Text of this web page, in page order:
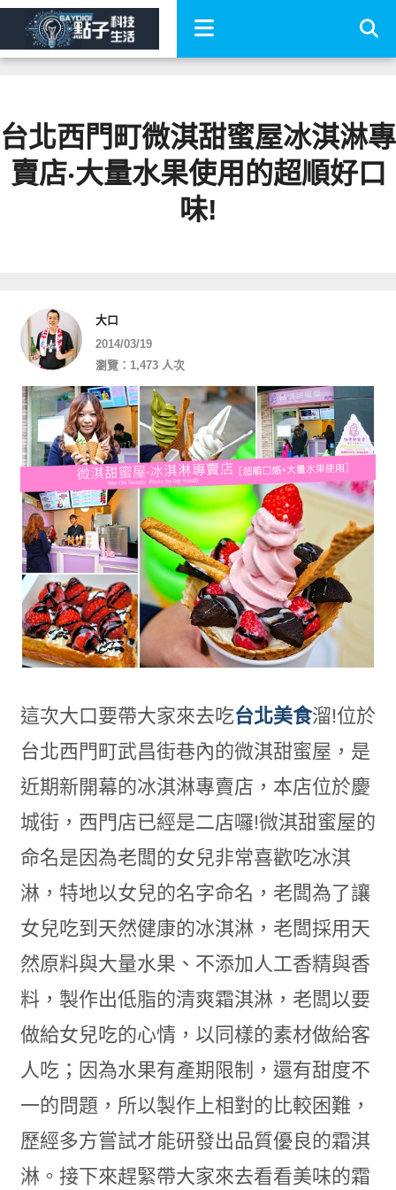
台北西門町微淇甜蜜屋冰淇淋專
賣店‧大量水果使用的超順好口
味!
大口
2014/03/19
瀏覽：1,473 人次
這次大口要帶大家來去吃台北美食溜!位於
台北西門町武昌街巷內的微淇甜蜜屋，是
近期新開幕的冰淇淋專賣店，本店位於慶
城街，西門店已經是二店囉!微淇甜蜜屋的
命名是因為老闆的女兒非常喜歡吃冰淇
淋，特地以女兒的名字命名，老闆為了讓
女兒吃到天然健康的冰淇淋，老闆採用天
然原料與大量水果、不添加人工香精與香
料，製作出低脂的清爽霜淇淋，老闆以要
做給女兒吃的心情，以同樣的素材做給客
人吃；因為水果有產期限制，還有甜度不
一的問題，所以製作上相對的比較困難，
歷經多方嘗試才能研發出品質優良的霜淇
淋。接下來趕緊帶大家來去看看美味的霜